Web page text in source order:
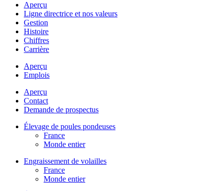
Aperçu
Ligne directrice et nos valeurs
Gestion
Histoire
Chiffres
Carrière
Aperçu
Emplois
Aperçu
Contact
Demande de prospectus
Élevage de poules pondeuses
France
Monde entier
Engraissement de volailles
France
Monde entier